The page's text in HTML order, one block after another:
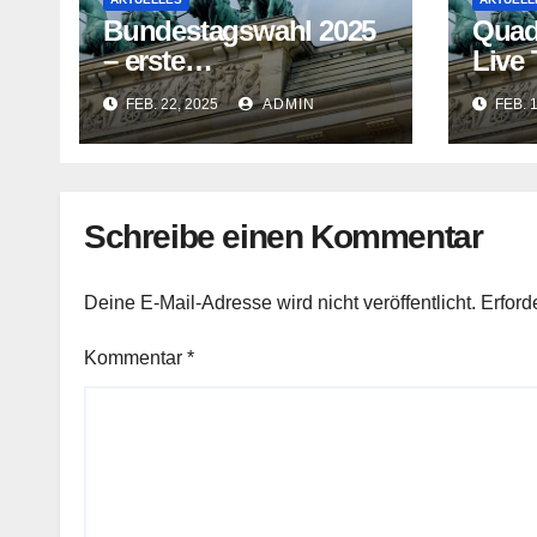
Bundestagswahl 2025
– erste
Hochrechnungen und
Prognosen heute
Abend
FEB. 22, 2025 ADMIN
Live
vor
FEB.
Schreibe einen Kommentar
Deine E-Mail-Adresse wird nicht veröffentlicht.
Kommentar *